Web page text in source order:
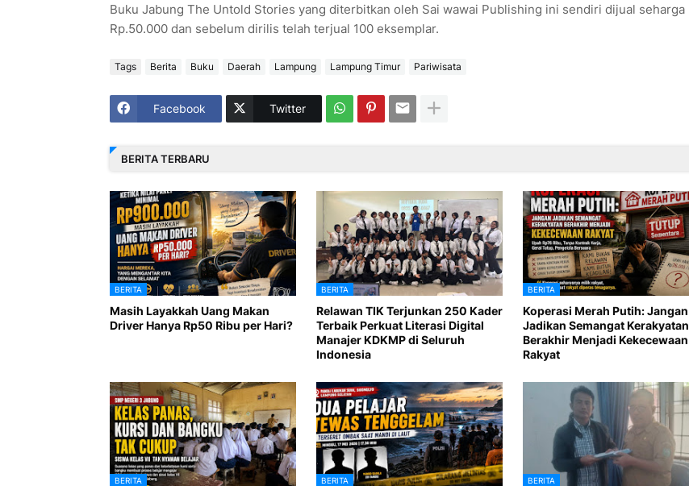
Buku Jabung The Untold Stories yang diterbitkan oleh Sai wawai Publishing ini sendiri dijual seharga
Rp.50.000 dan sebelum dirilis telah terjual 100 eksemplar.
Tags Berita Buku Daerah Lampung Lampung Timur Pariwisata
Facebook Twitter
BERITA TERBARU
BERITA
Masih Layakkah Uang Makan
Driver Hanya Rp50 Ribu per Hari?
BERITA
Relawan TIK Terjunkan 250 Kader
Terbaik Perkuat Literasi Digital
Manajer KDKMP di Seluruh
Indonesia
BERITA
Koperasi Merah Putih: Jangan
Jadikan Semangat Kerakyatan
Berakhir Menjadi Kekecewaan
Rakyat
BERITA BERITA BERITA